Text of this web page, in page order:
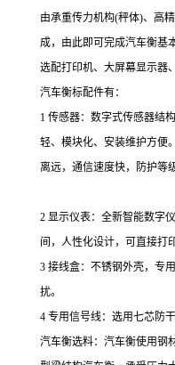
由承重传力机构(秤体)、高
成，由此即可完成汽车衡基
选配打印机、大屏幕显示器
汽车衡标配件有：
1 传感器：数字式传感器结
轻、模块化、安装维护方便
离远，通信速度快，防护等
2 显示仪表：全新智能数字
间，人性化设计，可直接打
3 接线盒：不锈钢外壳，专
扰。
4 专用信号线：选用七芯防
汽车衡选料：汽车衡使用钢